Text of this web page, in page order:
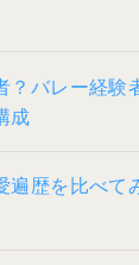
？バレー経験
成
歴を比べて